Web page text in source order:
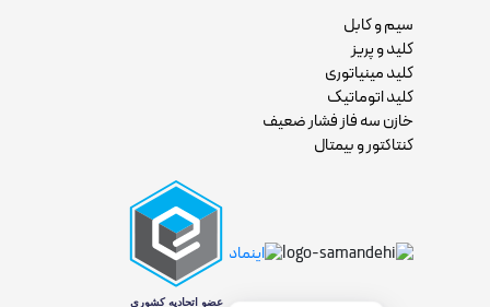
سیم و کابل
کلید و پریز
کلید مینیاتوری
کلید اتوماتیک
خازن سه فاز فشار ضعیف
کنتاکتور و بیمتال